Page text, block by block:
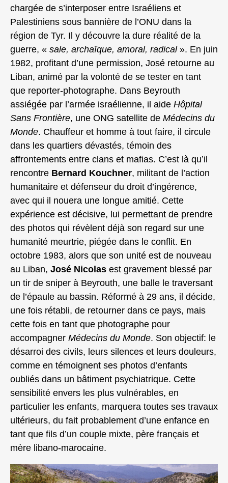
chargée de s’interposer entre Israéliens et
Palestiniens sous bannière de l’ONU dans la
région de Tyr. Il y découvre la dure réalité de la
guerre, « sale, archaïque, amoral, radical ». En juin
1982, profitant d’une permission, José retourne au
Liban, animé par la volonté de se tester en tant
que reporter-photographe. Dans Beyrouth
assiégée par l’armée israélienne, il aide Hôpital
Sans Frontière, une ONG satellite de Médecins du
Monde. Chauffeur et homme à tout faire, il circule
dans les quartiers dévastés, témoin des
affrontements entre clans et mafias. C’est là qu’il
rencontre Bernard Kouchner, militant de l’action
humanitaire et défenseur du droit d’ingérence,
avec qui il nouera une longue amitié. Cette
expérience est décisive, lui permettant de prendre
des photos qui révèlent déjà son regard sur une
humanité meurtrie, piégée dans le conflit. En
octobre 1983, alors que son unité est de nouveau
au Liban, José Nicolas est gravement blessé par
un tir de sniper à Beyrouth, une balle le traversant
de l’épaule au bassin. Réformé à 29 ans, il décide,
une fois rétabli, de retourner dans ce pays, mais
cette fois en tant que photographe pour
accompagner Médecins du Monde. Son objectif: le
désarroi des civils, leurs silences et leurs douleurs,
comme en témoignent ses photos d’enfants
oubliés dans un bâtiment psychiatrique. Cette
sensibilité envers les plus vulnérables, en
particulier les enfants, marquera toutes ses travaux
ultérieurs, du fait probablement d’une enfance en
tant que fils d’un couple mixte, père français et
mère libano-marocaine.